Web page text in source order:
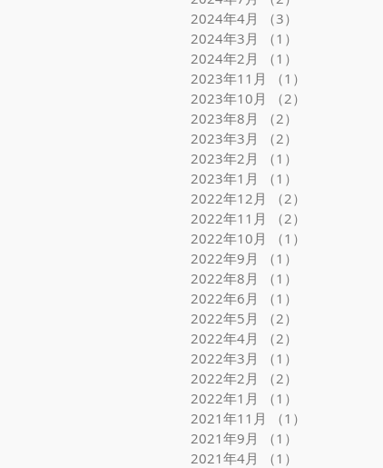
2024年4月
（3）
2024年3月
（1）
2024年2月
（1）
2023年11月
（1）
2023年10月
（2）
2023年8月
（2）
2023年3月
（2）
2023年2月
（1）
2023年1月
（1）
2022年12月
（2）
2022年11月
（2）
2022年10月
（1）
2022年9月
（1）
2022年8月
（1）
2022年6月
（1）
2022年5月
（2）
2022年4月
（2）
2022年3月
（1）
2022年2月
（2）
2022年1月
（1）
2021年11月
（1）
2021年9月
（1）
2021年4月
（1）